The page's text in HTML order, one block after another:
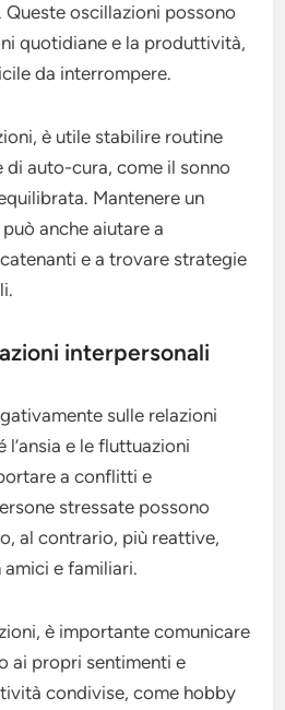
oscillazioni possono
quotidiane e la produttività,
da interrompere.
è utile stabilire routine
auto-cura, come il sonno
Mantenere un
anche aiutare a
e a trovare strategie
interpersonali
sulle relazioni
e le fluttuazioni
a conflitti e
stressate possono
al contrario, più reattive,
e familiari.
è importante comunicare
ai propri sentimenti e
condivise, come hobby